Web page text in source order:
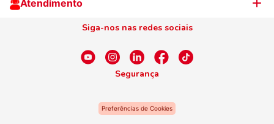
Nosso Cartão
Centro de Privacidade
Atendimento
Siga-nos nas redes sociais
Segurança
Preferências de Cookies